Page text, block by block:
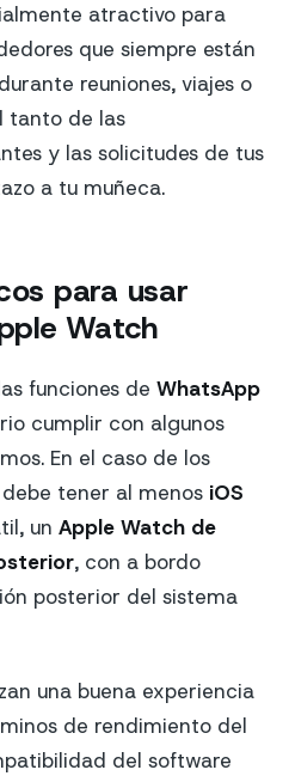
atractivo para
que siempre están
reuniones, viajes o
tanto de las
y las solicitudes de tus
a tu muñeca.
para usar
Watch
funciones de WhatsApp
cumplir con algunos
En el caso de los
tener al menos iOS
un Apple Watch de
, con a bordo
posterior del sistema
una buena experiencia
de rendimiento del
del software